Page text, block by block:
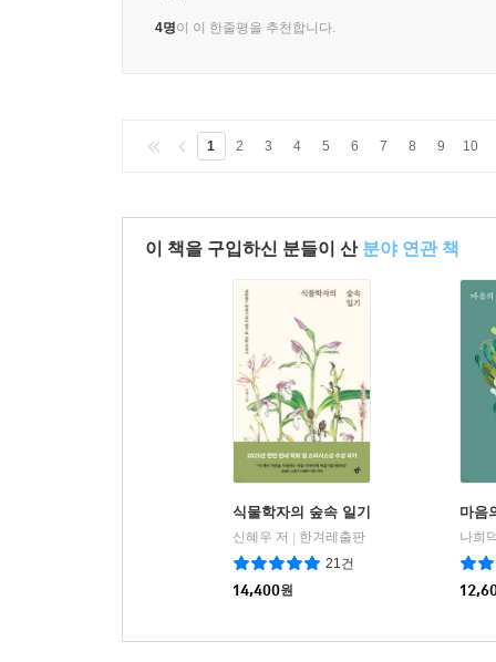
4명이 이 한줄평을 추천합니다.
1 2 3 4 5 6 7 8 9 10
이 책을 구입하신 분들이 산 분야 연관 책
식물학자의 숲속 일기
신혜우 저
한겨레출판
21건
14,400원
마음
나희